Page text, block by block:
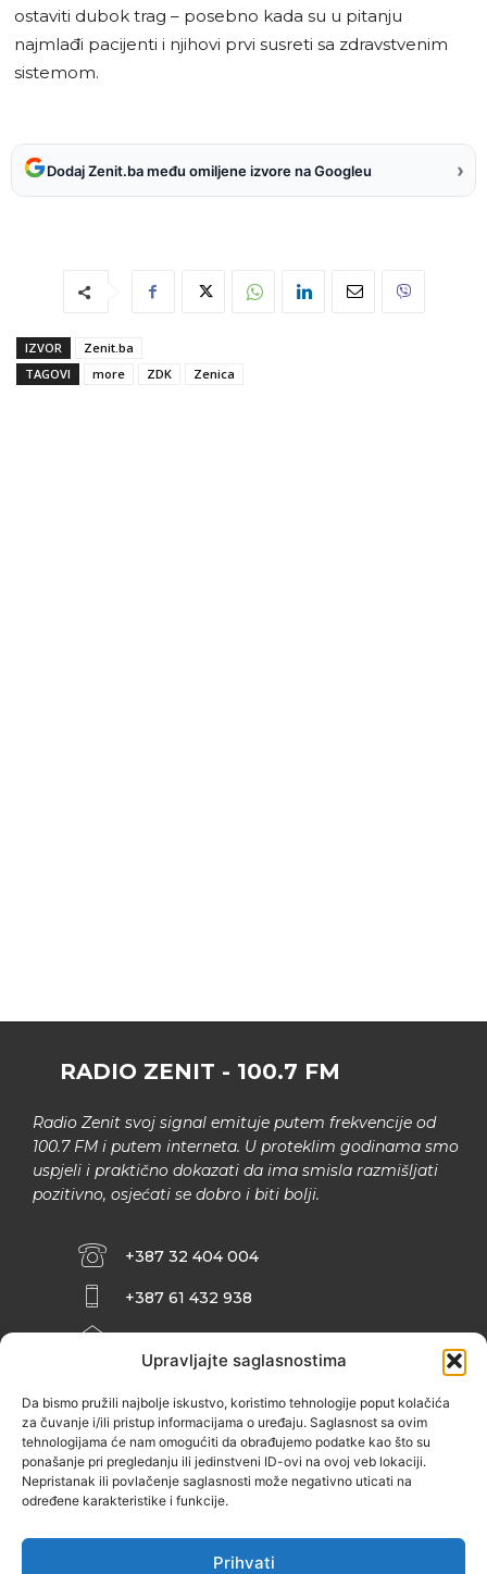
Upravljajte saglasnostima
Da bismo pružili najbolje iskustvo, koristimo tehnologije poput kolačića
za čuvanje i/ili pristup informacijama o uređaju. Saglasnost sa ovim
tehnologijama će nam omogućiti da obrađujemo podatke kao što su
ponašanje pri pregledanju ili jedinstveni ID-ovi na ovoj veb lokaciji.
Nepristanak ili povlačenje saglasnosti može negativno uticati na
određene karakteristike i funkcije.
Prihvati
ostaviti dubok trag – posebno kada su u pitanju
najmlađi pacijenti i njihovi prvi susreti sa zdravstvenim
sistemom.
Dodaj Zenit.ba među omiljene izvore na Googleu ›
IZVOR
Zenit.ba
TAGOVI
more ZDK Zenica
RADIO ZENIT - 100.7 FM
Radio Zenit svoj signal emituje putem frekvencije od
100.7 FM i putem interneta. U proteklim godinama smo
uspjeli i praktično dokazati da ima smisla razmišljati
pozitivno, osjećati se dobro i biti bolji.
+387 32 404 004
+387 61 432 938
INFO@ZENIT.BA
ZENIČANKA, 3. SPRAT), 72000 ZENICA